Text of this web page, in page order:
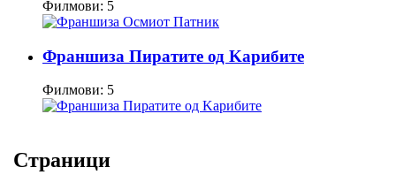
Филмови: 5
Франшиза Пирaтите од Kaрибите
Филмови: 5
Страници